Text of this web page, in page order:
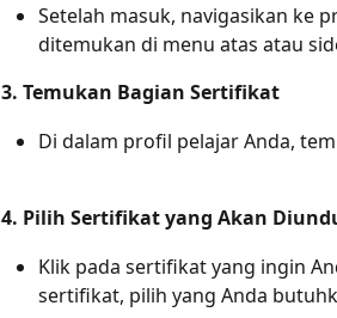
Setelah masuk, navigasikan ke
ditemukan di menu atas atau
3. Temukan Bagian Sertifikat
Di dalam profil pelajar Anda,
4. Pilih Sertifikat yang Akan
Klik pada sertifikat yang ingin
sertifikat, pilih yang Anda